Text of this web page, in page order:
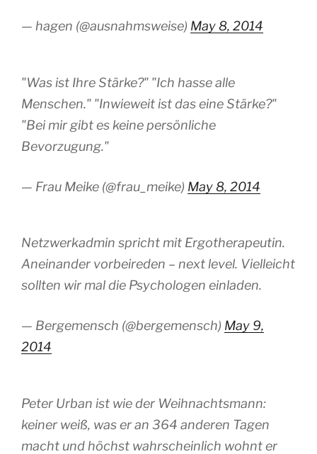
— hagen (@ausnahmsweise) May 8, 2014
"Was ist Ihre Stärke?" "Ich hasse alle
Menschen." "Inwieweit ist das eine Stärke?"
"Bei mir gibt es keine persönliche
Bevorzugung."
— Frau Meike (@frau_meike) May 8, 2014
Netzwerkadmin spricht mit Ergotherapeutin.
Aneinander vorbeireden – next level. Vielleicht
sollten wir mal die Psychologen einladen.
— Bergemensch (@bergemensch) May 9,
2014
Peter Urban ist wie der Weihnachtsmann:
keiner weiß, was er an 364 anderen Tagen
macht und höchst wahrscheinlich wohnt er